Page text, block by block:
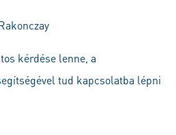
kérdése lenne, a
tud kapcsolatba lépni